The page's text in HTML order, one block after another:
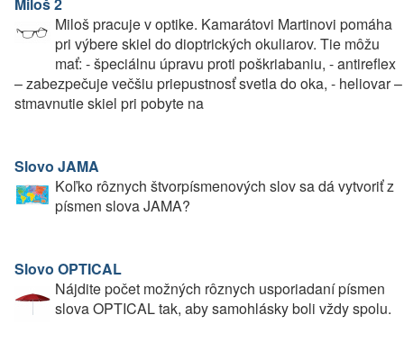
Miloš pracuje v optike. Kamarátovi Martinovi pomáha
pri výbere skiel do dioptrických okuliarov. Tie môžu
mať: - špeciálnu úpravu proti poškriabaniu, - antireflex
– zabezpečuje večšiu priepustnosť svetla do oka, - heliovar –
stmavnutie skiel pri pobyte na
Slovo JAMA
Koľko rôznych štvorpísmenových slov sa dá vytvoriť z
písmen slova JAMA?
Slovo OPTICAL
Nájdite počet možných rôznych usporiadaní písmen
slova OPTICAL tak, aby samohlásky boli vždy spolu.